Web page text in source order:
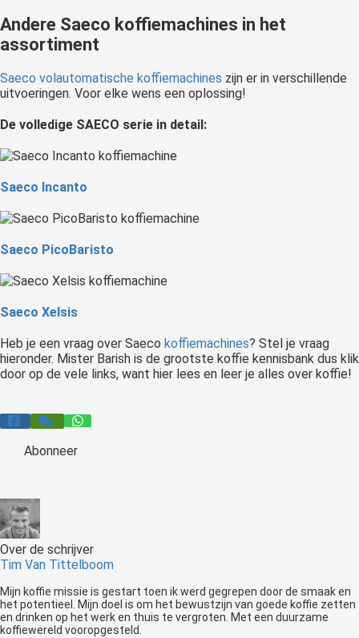
Andere Saeco koffiemachines in het
assortiment
Saeco volautomatische koffiemachines zijn er in verschillende
uitvoeringen. Voor elke wens een oplossing!
De volledige SAECO serie in detail:
Saeco Incanto
Saeco PicoBaristo
Saeco Xelsis
Heb je een vraag over Saeco koffiemachines? Stel je vraag
hieronder. Mister Barish is de grootste koffie kennisbank dus klik
door op de vele links, want hier lees en leer je alles over koffie!
Abonneer
Over de schrijver
Tim Van Tittelboom
Mijn koffie missie is gestart toen ik werd gegrepen door de smaak en
het potentieel. Mijn doel is om het bewustzijn van goede koffie zetten
en drinken op het werk en thuis te vergroten. Met een duurzame
koffiewereld vooropgesteld.